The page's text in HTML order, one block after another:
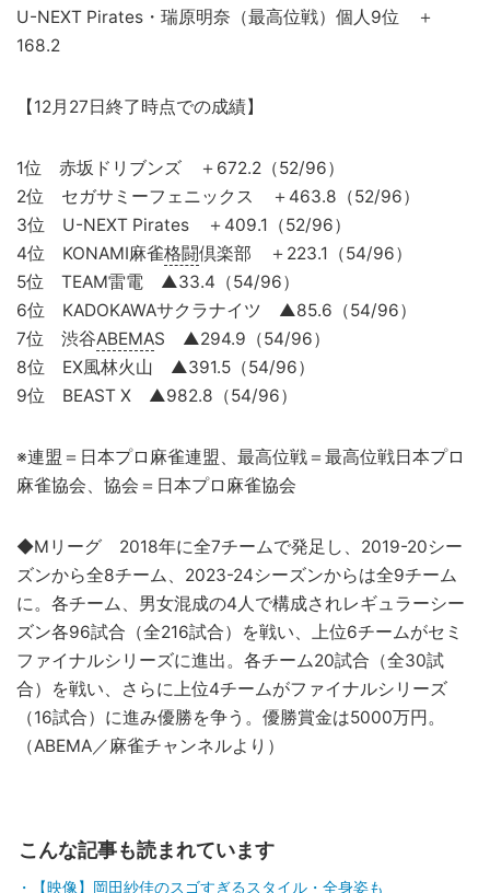
U-NEXT Pirates・瑞原明奈（最高位戦）個人9位 ＋
168.2
【12月27日終了時点での成績】
1位 赤坂ドリブンズ ＋672.2（52/96）
2位 セガサミーフェニックス ＋463.8（52/96）
3位 U-NEXT Pirates ＋409.1（52/96）
4位 KONAMI麻雀格闘倶楽部 ＋223.1（54/96）
5位 TEAM雷電 ▲33.4（54/96）
6位 KADOKAWAサクラナイツ ▲85.6（54/96）
7位 渋谷ABEMAS ▲294.9（54/96）
8位 EX風林火山 ▲391.5（54/96）
9位 BEAST X ▲982.8（54/96）
※連盟＝日本プロ麻雀連盟、最高位戦＝最高位戦日本プロ
麻雀協会、協会＝日本プロ麻雀協会
◆Mリーグ 2018年に全7チームで発足し、2019-20シー
ズンから全8チーム、2023-24シーズンからは全9チーム
に。各チーム、男女混成の4人で構成されレギュラーシー
ズン各96試合（全216試合）を戦い、上位6チームがセミ
ファイナルシリーズに進出。各チーム20試合（全30試
合）を戦い、さらに上位4チームがファイナルシリーズ
（16試合）に進み優勝を争う。優勝賞金は5000万円。
（ABEMA／麻雀チャンネルより）
こんな記事も読まれています
【映像】岡田紗佳のスゴすぎるスタイル・全身姿も